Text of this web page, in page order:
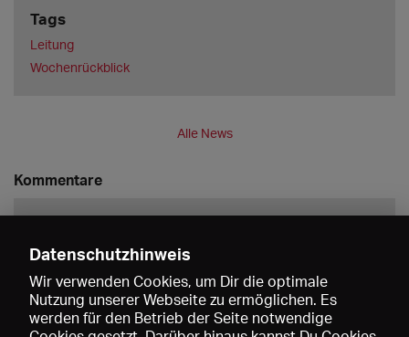
Tags
Leitung
Wochenrückblick
Alle News
Kommentare
Speichern
Datenschutzhinweis
Wir verwenden Cookies, um Dir die optimale
Nutzung unserer Webseite zu ermöglichen. Es
werden für den Betrieb der Seite notwendige